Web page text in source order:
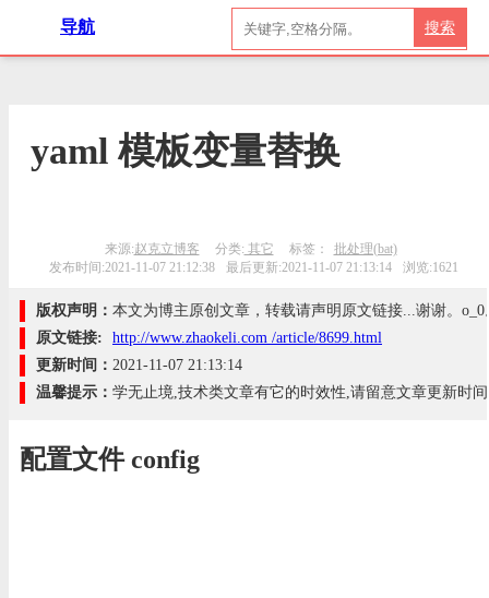
导航 搜索
yaml 模板变量替换
来源:赵克立博客 分类: 其它 标签：
批处理(bat)
发布时间:2021-11-07 21:12:38
最后更新:2021-11-07 21:13:14 浏览:1621
版权声明： 本文为博主原创文章，转载请声明原文链接...谢谢。o_0
原文链接:
http://www.zhaokeli.com /article/8699.html
更新时间： 2021-11-07 21:13:14
温馨提示： 学无止境,技术类文章有它的时效性,请留意文章更新时
配置文件 config